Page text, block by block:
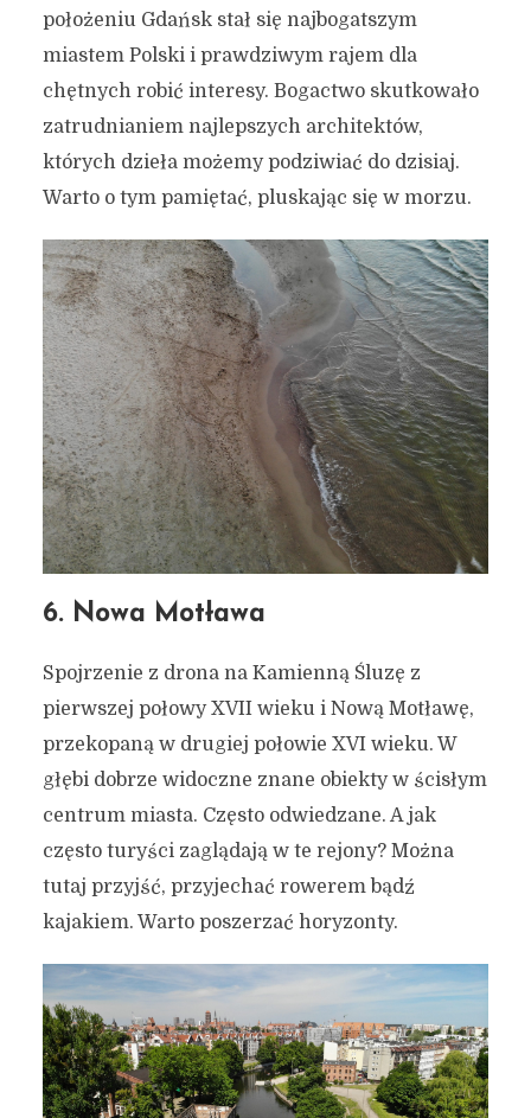
położeniu Gdańsk stał się najbogatszym
miastem Polski i prawdziwym rajem dla
chętnych robić interesy. Bogactwo skutkowało
zatrudnianiem najlepszych architektów,
których dzieła możemy podziwiać do dzisiaj.
Warto o tym pamiętać, pluskając się w morzu.
6. Nowa Motława
Spojrzenie z drona na Kamienną Śluzę z
pierwszej połowy XVII wieku i Nową Motławę,
przekopaną w drugiej połowie XVI wieku. W
głębi dobrze widoczne znane obiekty w ścisłym
centrum miasta. Często odwiedzane. A jak
często turyści zaglądają w te rejony? Można
tutaj przyjść, przyjechać rowerem bądź
kajakiem. Warto poszerzać horyzonty.